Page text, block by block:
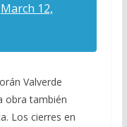
March 12,
Valverde
obra también
Los cierres en